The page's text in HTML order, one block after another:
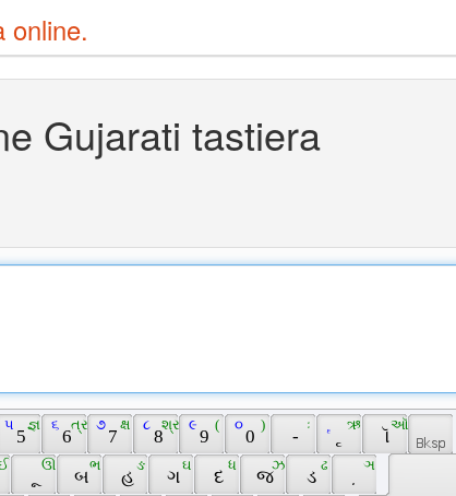
online.
Gujarati tastiera
5
જ્ઞ
૫
6
ત્ર
૬
7
ક્ષ
૭
8
શ્ર
૮
9
(
૯
0
)
૦
-
ઃ ઋ
ૉ
ઑ
ઊ
બ
ભ
હ
ઙ
ગ
ઘ
દ
ધ
જ
ઝ
ડ
ઢ ઞ